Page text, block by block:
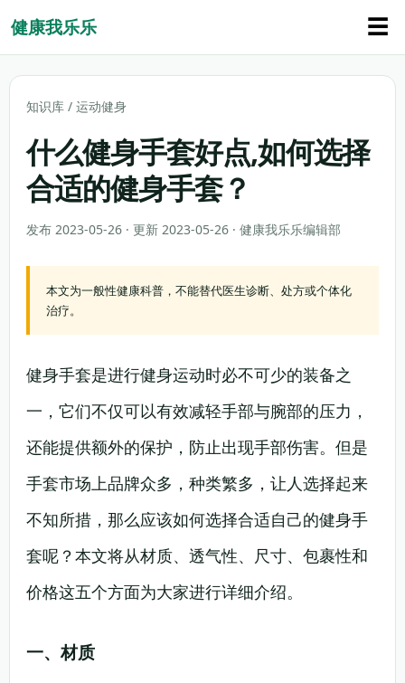
健康我乐乐 ☰
知识库 / 运动健身
什么健身手套好点,如何选择
合适的健身手套？
发布 2023-05-26 · 更新 2023-05-26 · 健康我乐乐编辑部
本文为一般性健康科普，不能替代医生诊断、处方或个体化
治疗。
健身手套是进行健身运动时必不可少的装备之
一，它们不仅可以有效减轻手部与腕部的压力，
还能提供额外的保护，防止出现手部伤害。但是
手套市场上品牌众多，种类繁多，让人选择起来
不知所措，那么应该如何选择合适自己的健身手
套呢？本文将从材质、透气性、尺寸、包裹性和
价格这五个方面为大家进行详细介绍。
一、材质